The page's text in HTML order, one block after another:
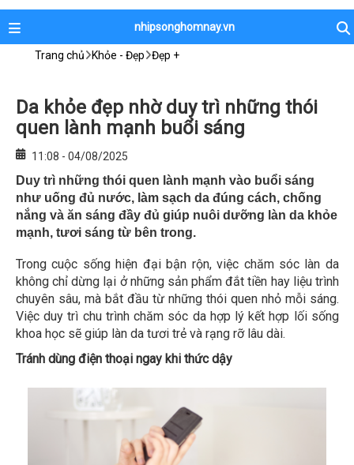
nhipsonghomnay.vn
Trang chủ Khỏe - Đẹp Đẹp +
Da khỏe đẹp nhờ duy trì những thói
quen lành mạnh buổi sáng
11:08 - 04/08/2025
Duy trì những thói quen lành mạnh vào buổi sáng
như uống đủ nước, làm sạch da đúng cách, chống
nắng và ăn sáng đầy đủ giúp nuôi dưỡng làn da khỏe
mạnh, tươi sáng từ bên trong.
Trong cuộc sống hiện đại bận rộn, việc chăm sóc làn da
không chỉ dừng lại ở những sản phẩm đắt tiền hay liệu trình
chuyên sâu, mà bắt đầu từ những thói quen nhỏ mỗi sáng.
Việc duy trì chu trình chăm sóc da hợp lý kết hợp lối sống
khoa học sẽ giúp làn da tươi trẻ và rạng rỡ lâu dài.
Tránh dùng điện thoại ngay khi thức dậy